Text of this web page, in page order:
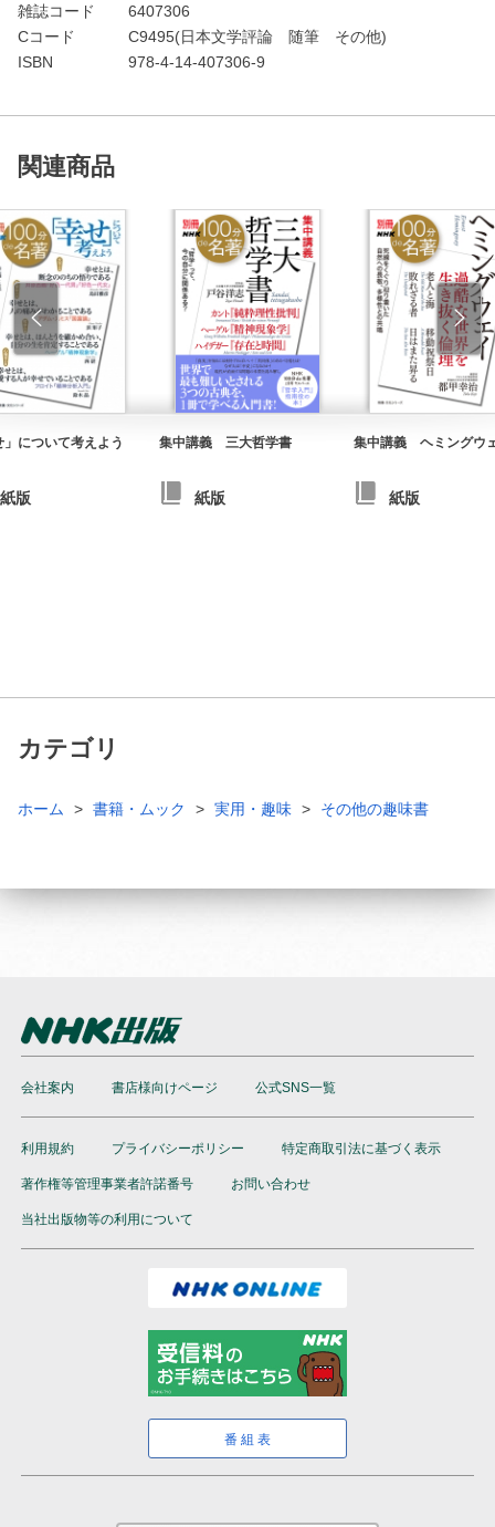
雑誌コード
6407306
Cコード
C9495(日本文学評論 随筆 その他)
ISBN
978-4-14-407306-9
関連商品
」について考えよう
紙版
集中講義 三大哲学書
紙版
集中講義 ヘミングウ
紙版
カテゴリ
ホーム 書籍・ムック 実用・趣味 その他の趣味書
会社案内 書店様向けページ 公式SNS一覧
利用規約 プライバシーポリシー 特定商取引法に基づく表示
著作権等管理事業者許諾番号 お問い合わせ
当社出版物等の利用について
番組表